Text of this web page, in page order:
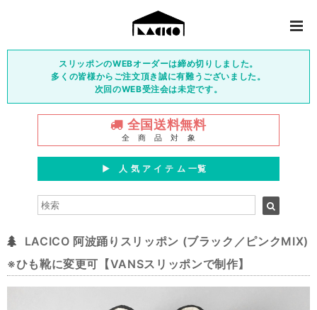
スリッポンのWEBオーダーは締め切りしました。
多くの皆様からご注文頂き誠に有難うございました。
次回のWEB受注会は未定です。
全国送料無料
全 商 品 対 象
▶︎ 人 気 ア イ テ ム 一覧
LACICO 阿波踊りスリッポン (ブラック／ピンクMIX)
※ひも靴に変更可【VANSスリッポンで制作】